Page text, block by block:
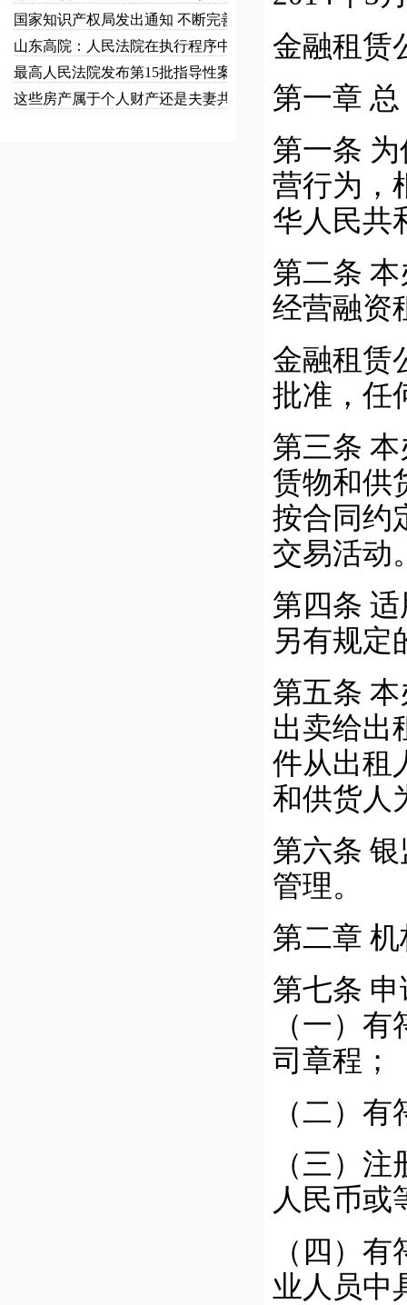
国家知识产权局发出通知 不断完善…
山东高院：人民法院在执行程序中可…
最高人民法院发布第15批指导性案…
这些房产属于个人财产还是夫妻共同…
金融租赁
第一章 总
第一条
营行为，
华人民共
第二条
经营融资
金融租赁
批准，任
第三条
赁物和供
按合同约
交易活动
第四条
另有规定
第五条
出卖给出
件从出租
和供货人
第六条
管理。
第二章
第七条
（一）
司章程；
（二）
（三）
人民币或
（四）
业人员中